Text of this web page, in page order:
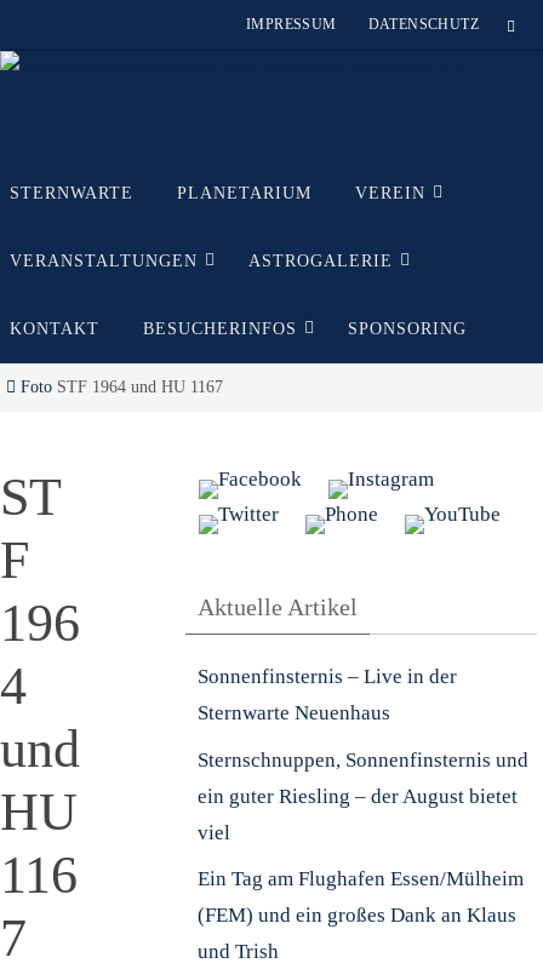
Inhalt
IMPRESSUM DATENSCHUTZ
Inhalt
STERNWARTE PLANETARIUM VEREIN
VERANSTALTUNGEN ASTROGALERIE
KONTAKT BESUCHERINFOS SPONSORING
Start
Foto STF 1964 und HU 1167
ST
F
196
4
und
HU
116
7
Aktuelle Artikel
Sonnenfinsternis – Live in der
Sternwarte Neuenhaus
Sternschnuppen, Sonnenfinsternis und
ein guter Riesling – der August bietet
viel
Ein Tag am Flughafen Essen/Mülheim
(FEM) und ein großes Dank an Klaus
und Trish